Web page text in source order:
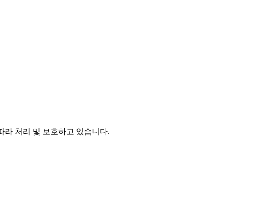
라 처리 및 보호하고 있습니다.